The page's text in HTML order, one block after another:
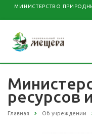
МИНИСТЕРСТВО
ресурсов
Главная Об учреждении